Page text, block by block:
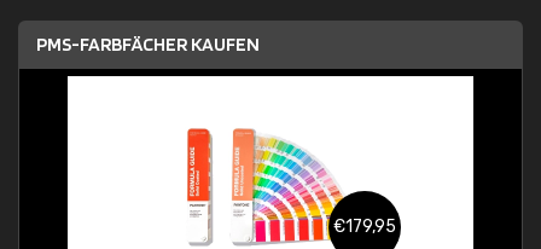
PMS-FARBFÄCHER KAUFEN
€179,95